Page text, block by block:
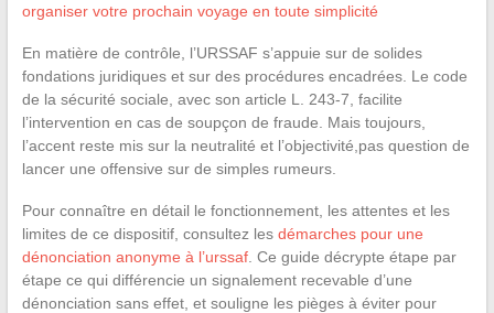
organiser votre prochain voyage en toute simplicité
En matière de contrôle, l’URSSAF s’appuie sur de solides
fondations juridiques et sur des procédures encadrées. Le code
de la sécurité sociale, avec son article L. 243-7, facilite
l’intervention en cas de soupçon de fraude. Mais toujours,
l’accent reste mis sur la neutralité et l’objectivité,pas question de
lancer une offensive sur de simples rumeurs.
Pour connaître en détail le fonctionnement, les attentes et les
limites de ce dispositif, consultez les démarches pour une
dénonciation anonyme à l’urssaf. Ce guide décrypte étape par
étape ce qui différencie un signalement recevable d’une
dénonciation sans effet, et souligne les pièges à éviter pour